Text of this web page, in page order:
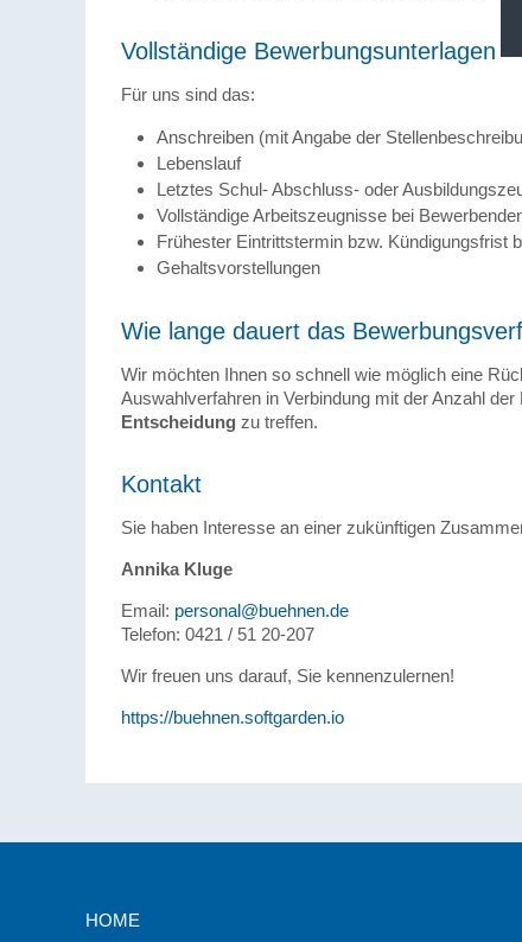
Vollständige Bewerbungsunterlagen
Für uns sind das:
Anschreiben (mit Angabe der
Lebenslauf
Letztes Schul- Abschluss- oder
Vollständige Arbeitszeugnisse bei
Frühester Eintrittstermin bzw. Kündigungsfrist
Gehaltsvorstellungen
Wie lange dauert das
Wir möchten Ihnen so schnell wie möglich eine
Auswahlverfahren in Verbindung mit der Anzahl
Entscheidung zu treffen.
Kontakt
Sie haben Interesse an einer zukünftigen
Annika Kluge
Email: personal@buehnen.de
Telefon: 0421 / 51 20-207
Wir freuen uns darauf, Sie kennenzulernen!
https://buehnen.softgarden.io
HOME